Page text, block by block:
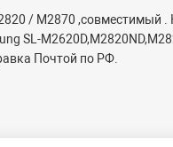
/ M2870 ,совместимый
SL-
Почтой по РФ.